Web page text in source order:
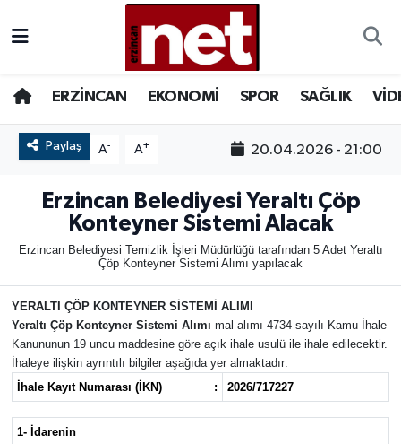
ERZİNCAN EKONOMİ SPOR SAĞLIK
Paylaş A- A+ 20.04.2026 - 21:00
Erzincan Belediyesi Yeraltı Çöp
Konteyner Sistemi Alacak
Erzincan Belediyesi Temizlik İşleri Müdürlüğü tarafından 5 Adet Yeraltı
Çöp Konteyner Sistemi Alımı yapılacak
YERALTI ÇÖP KONTEYNER SİSTEMİ ALIMI
Yeraltı Çöp Konteyner Sistemi Alımı mal alımı 4734 sayılı Kamu İhale
Kanununun 19 uncu maddesine göre açık ihale usulü ile ihale edilecektir.
İhaleye ilişkin ayrıntılı bilgiler aşağıda yer almaktadır:
İhale Kayıt Numarası (İKN)
: 2026/717227
1- İdarenin
AKADEMİK YAZILAR
BÖLGE
EĞİTİM
EKONOMİ
GAZETEMİZ
GÜNCEL
İLAN
İLÇELER
Merkez Nöbetçi Eczaneler
Merkez Trafik Yoğunluk Haritası
Süper Lig Puan Durumu ve Fikstür
Tüm Manşetler
Son Dakika Haberleri
Haber Arşivi